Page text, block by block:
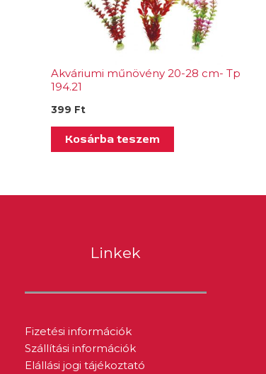
Akváriumi műnövény 20-28 cm- Tp
194.21
399 Ft
Kosárba teszem
Linkek
Fizetési információk
Szállítási információk
Elállási jogi tájékoztató